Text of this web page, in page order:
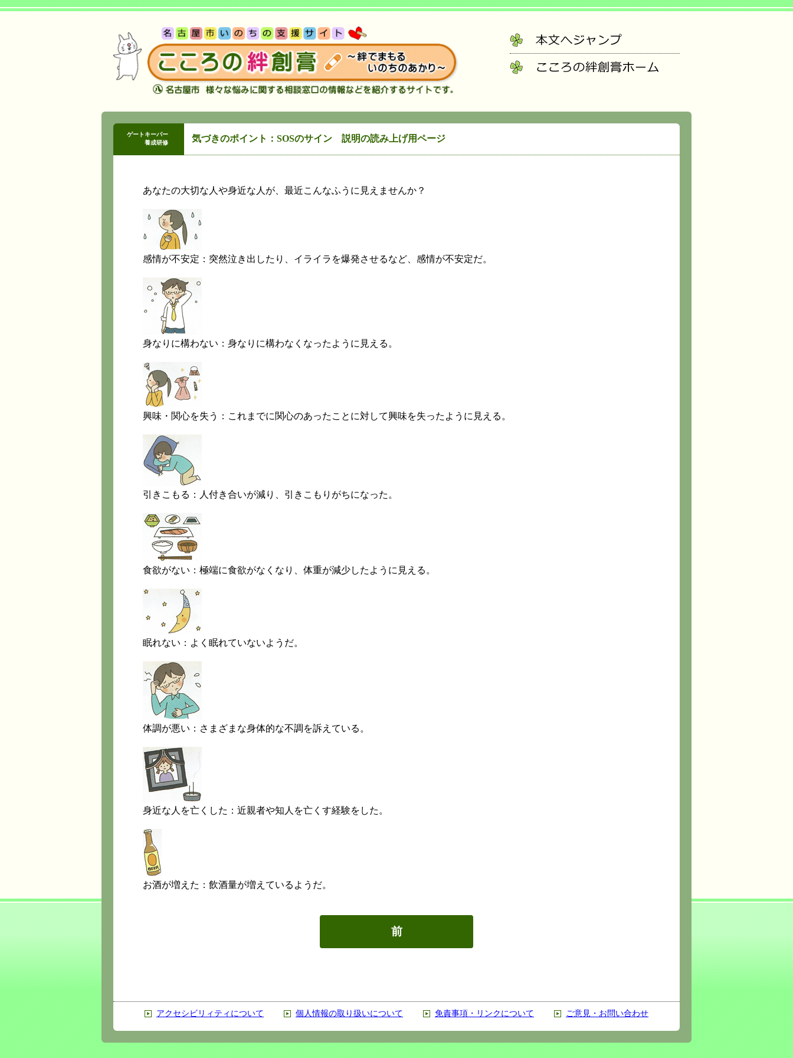
ゲートキーパー
養成研修
気づきのポイント：SOSのサイン 説明の読み上げ用ページ
あなたの大切な人や身近な人が、最近こんなふうに見えませんか？
感情が不安定：突然泣き出したり、イライラを爆発させるなど、感情が不安定だ。
身なりに構わない：身なりに構わなくなったように見える。
興味・関心を失う：これまでに関心のあったことに対して興味を失ったように見える。
引きこもる：人付き合いが減り、引きこもりがちになった。
食欲がない：極端に食欲がなくなり、体重が減少したように見える。
眠れない：よく眠れていないようだ。
体調が悪い：さまざまな身体的な不調を訴えている。
身近な人を亡くした：近親者や知人を亡くす経験をした。
お酒が増えた：飲酒量が増えているようだ。
前
アクセシビリィティについて 個人情報の取り扱いについて 免責事項・リンクについて ご意見・お問い合わせ